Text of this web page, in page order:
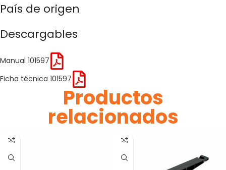
País de origen
Descargables
Manual 101597
Ficha técnica 101597
Productos
relacionados